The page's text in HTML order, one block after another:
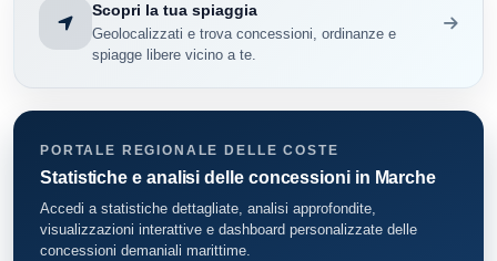
Scopri la tua spiaggia
Geolocalizzati e trova concessioni, ordinanze e
spiagge libere vicino a te.
PORTALE REGIONALE DELLE COSTE
Statistiche e analisi delle concessioni in Marche
Accedi a statistiche dettagliate, analisi approfondite,
visualizzazioni interattive e dashboard personalizzate delle
concessioni demaniali marittime.